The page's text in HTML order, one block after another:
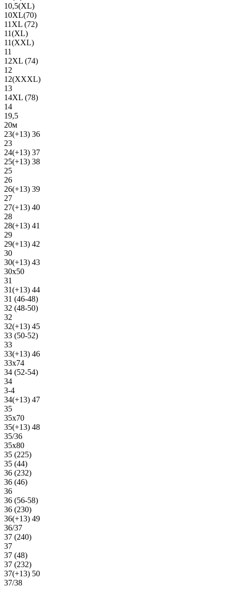
10,5(XL)
10XL(70)
11XL (72)
11(XL)
11(XXL)
11
12XL (74)
12
12(ХХХL)
13
14XL (78)
14
19,5
20м
23(+13) 36
23
24(+13) 37
25(+13) 38
25
26
26(+13) 39
27
27(+13) 40
28
28(+13) 41
29
29(+13) 42
30
30(+13) 43
30х50
31
31(+13) 44
31 (46-48)
32 (48-50)
32
32(+13) 45
33 (50-52)
33
33(+13) 46
33х74
34 (52-54)
34
3-4
34(+13) 47
35
35х70
35(+13) 48
35/36
35х80
35 (225)
35 (44)
36 (232)
36 (46)
36
36 (56-58)
36 (230)
36(+13) 49
36/37
37 (240)
37
37 (48)
37 (232)
37(+13) 50
37/38